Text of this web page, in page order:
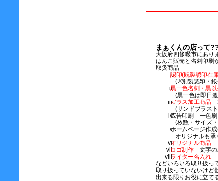
まぁくんの店って
大阪府四條畷市にあり
はんこ販売と名刺印刷
取扱商品
認印(既製認印在
(※別製認印・銀
黒一色名刺・黒
(黒一色は即日
ガラス加工商品
(サンドブラス
広告印刷 一色
(枚数・サイズ
ホームページ作成
オリジナルも承
オリジナル商品
ロゴ制作 文字の
ライター名入れ
などいろいろ取り扱っ
取り扱っていないけど
出来る限りお役に立て